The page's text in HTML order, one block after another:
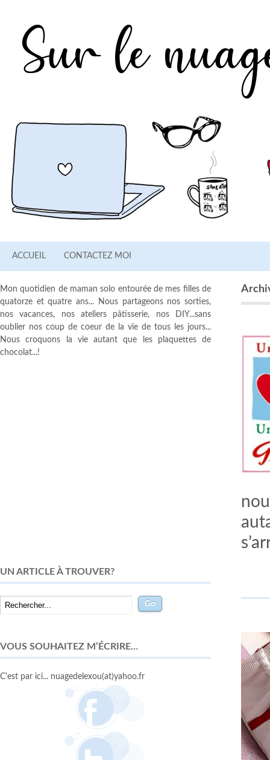
ACCUEIL CONTACTEZ MOI
Mon quotidien de maman solo entourée de mes filles de
quatorze et quatre ans... Nous partageons nos sorties,
nos vacances, nos ateliers pâtisserie, nos DIY...sans
oublier nos coup de coeur de la vie de tous les jours...
Nous croquons la vie autant que les plaquettes de
chocolat...!
UN ARTICLE À TROUVER?
VOUS SOUHAITEZ M’ÉCRIRE…
C'est par ici... nuagedelexou(at)yahoo.fr